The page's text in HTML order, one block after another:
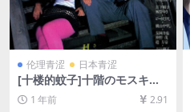
伦理青涩 日本青涩
[十楼的蚊子]十階のモスキー
ト (1983)[百度网盘+夸克网盘
1080P超清未删减资源][网盘
1 年前 2.91